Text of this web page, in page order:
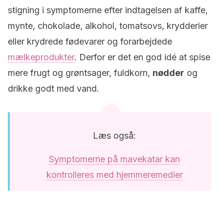
stigning i symptomerne efter indtagelsen af kaffe,
mynte, chokolade, alkohol, tomatsovs, krydderier
eller krydrede fødevarer og forarbejdede
mælkeprodukter. Derfor er det en god idé at spise
mere frugt og grøntsager, fuldkorn, nødder og
drikke godt med vand.
Læs også:
Symptomerne på mavekatar kan
kontrolleres med hjemmeremedier